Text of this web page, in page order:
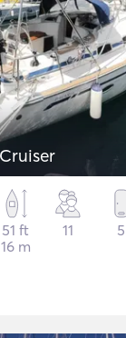
51 ft
16 m
11 5